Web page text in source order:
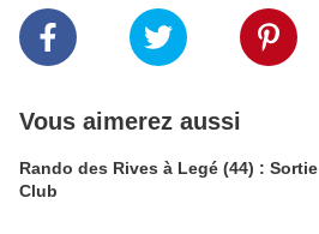
Vous aimerez aussi
Rando des Rives à Legé (44) : Sortie
Club